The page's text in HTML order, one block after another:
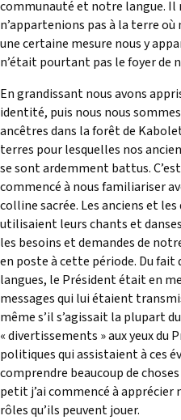
communauté et notre langue. Il
n’appartenions pas à la terre où
une certaine mesure nous y
n’était pourtant pas le foyer de
En grandissant nous avons
identité, puis nous nous
ancêtres dans la forêt de
terres pour lesquelles nos
se sont ardemment battus.
commencé à nous familiariser
colline sacrée. Les anciens et
utilisaient leurs chants et
les besoins et demandes de
en poste à cette période. Du
langues, le Président était en
messages qui lui étaient
même s’il s’agissait la plupart
« divertissements » aux yeux du
politiques qui assistaient à ces
comprendre beaucoup de
petit j’ai commencé à
rôles qu’ils peuvent jouer.